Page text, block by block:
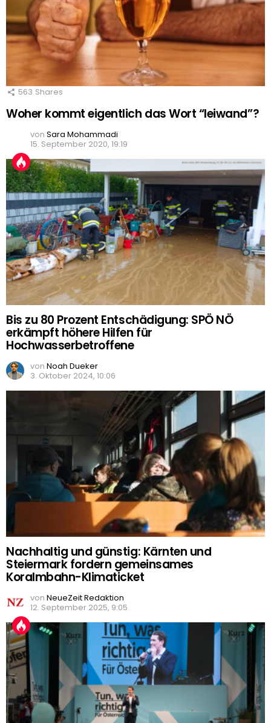
563 Shares
Woher kommt eigentlich das Wort “leiwand”?
von Sara Mohammadi
15. September 2020, 19:19
Bis zu 80 Prozent Entschädigung: SPÖ NÖ
erkämpft höhere Hilfen für
Hochwasserbetroffene
von Noah Dueker
3. Oktober 2024, 10:06
Nachhaltig und günstig: Kärnten und
Steiermark fordern gemeinsames
Koralmbahn-Klimaticket
von NeueZeit Redaktion
12. September 2025, 9:05